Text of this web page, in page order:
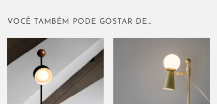
VOCÊ TAMBÉM PODE GOSTAR DE…